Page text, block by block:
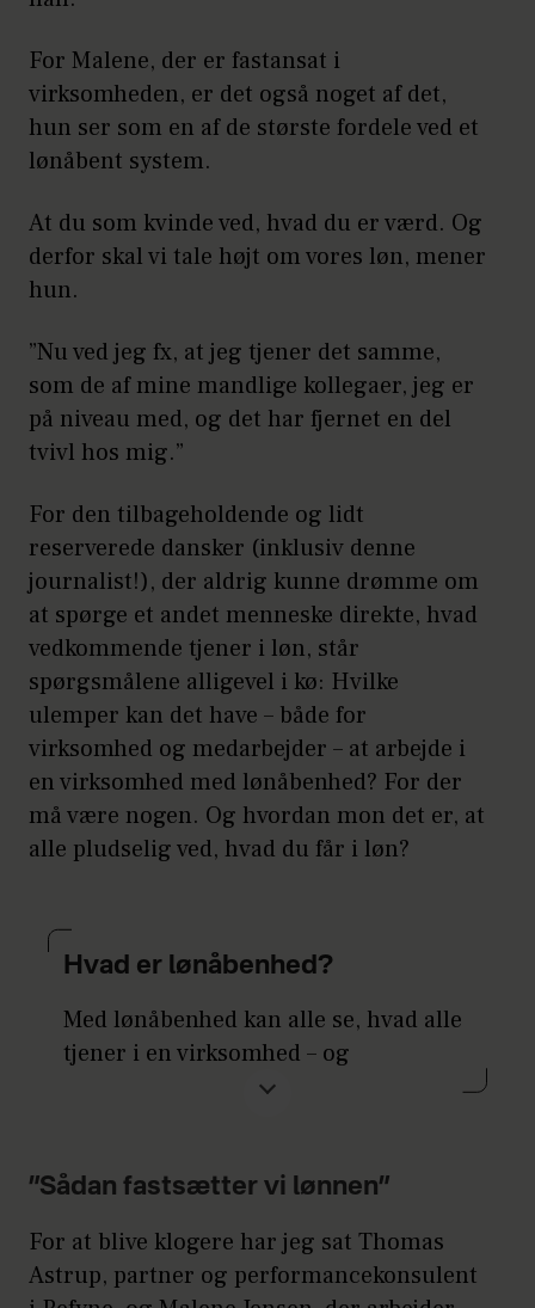
For Malene, der er fastansat i
virksomheden, er det også noget af det,
hun ser som en af de største fordele ved et
lønåbent system.
At du som kvinde ved, hvad du er værd. Og
derfor skal vi tale højt om vores løn, mener
hun.
”Nu ved jeg fx, at jeg tjener det samme,
som de af mine mandlige kollegaer, jeg er
på niveau med, og det har fjernet en del
tvivl hos mig.”
For den tilbageholdende og lidt
reserverede dansker (inklusiv denne
journalist!), der aldrig kunne drømme om
at spørge et andet menneske direkte, hvad
vedkommende tjener i løn, står
spørgsmålene alligevel i kø: Hvilke
ulemper kan det have – både for
virksomhed og medarbejder – at arbejde i
en virksomhed med lønåbenhed? For der
må være nogen. Og hvordan mon det er, at
alle pludselig ved, hvad du får i løn?
Hvad er lønåbenhed?
Med lønåbenhed kan alle se, hvad alle
tjener i en virksomhed – og
oplysningerne vil typisk også være
Læs mere om Refynes tilgang til
”Sådan fastsætter vi lønnen”
For at blive klogere har jeg sat Thomas
Astrup, partner og performancekonsulent